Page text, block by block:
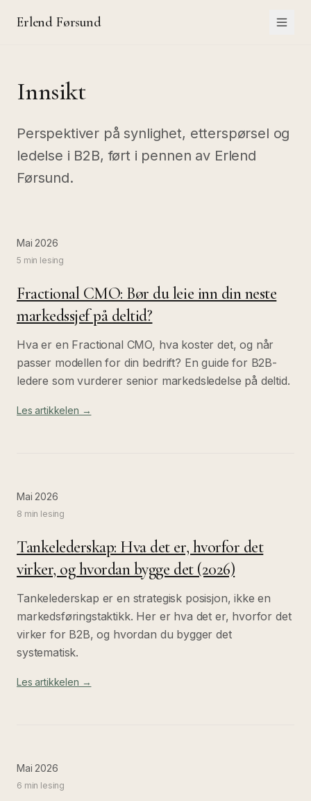
Erlend Førsund
Innsikt
Perspektiver på synlighet, etterspørsel og
ledelse i B2B, ført i pennen av Erlend
Førsund.
Mai 2026
5 min lesing
Fractional CMO: Bør du leie inn din neste
markedssjef på deltid?
Hva er en Fractional CMO, hva koster det, og når
passer modellen for din bedrift? En guide for B2B-
ledere som vurderer senior markedsledelse på deltid.
Les artikkelen →
Mai 2026
8 min lesing
Tankelederskap: Hva det er, hvorfor det
virker, og hvordan bygge det (2026)
Tankelederskap er en strategisk posisjon, ikke en
markedsføringstaktikk. Her er hva det er, hvorfor det
virker for B2B, og hvordan du bygger det
systematisk.
Les artikkelen →
Mai 2026
6 min lesing